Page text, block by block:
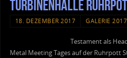
Turbinenhalle
18. DEZEMBER 2017 GALERIE 2017
Testament als
Metal Meeting Tages auf der Ruhrpott